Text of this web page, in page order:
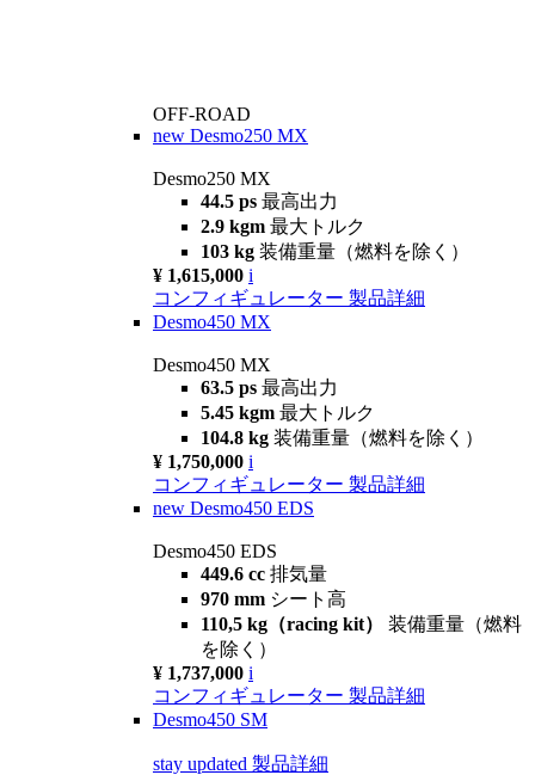
OFF-ROAD
new Desmo250 MX
Desmo250 MX
44.5 ps 最高出力
2.9 kgm 最大トルク
103 kg 装備重量（燃料を除く）
¥ 1,615,000 i
コンフィギュレーター 製品詳細
Desmo450 MX
Desmo450 MX
63.5 ps 最高出力
5.45 kgm 最大トルク
104.8 kg 装備重量（燃料を除く）
¥ 1,750,000 i
コンフィギュレーター 製品詳細
new Desmo450 EDS
Desmo450 EDS
449.6 cc 排気量
970 mm シート高
110,5 kg（racing kit） 装備重量（燃料
を除く）
¥ 1,737,000 i
コンフィギュレーター 製品詳細
Desmo450 SM
stay updated 製品詳細